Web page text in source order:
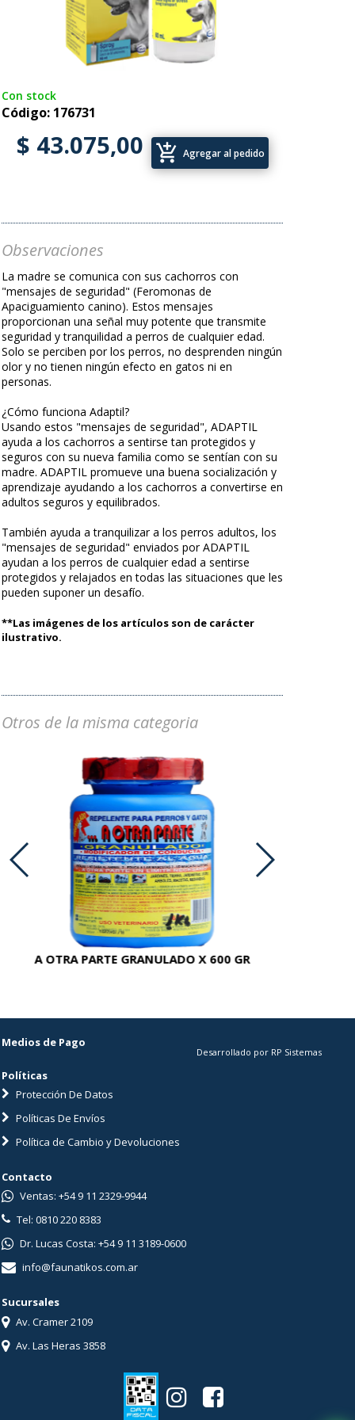
Con stock
Código: 176731
$ 43.075,00 add_shopping_cart Agregar al pedido
Observaciones
La madre se comunica con sus cachorros con
"mensajes de seguridad" (Feromonas de
Apaciguamiento canino). Estos mensajes
proporcionan una señal muy potente que transmite
seguridad y tranquilidad a perros de cualquier edad.
Solo se perciben por los perros, no desprenden ningún
olor y no tienen ningún efecto en gatos ni en
personas.
¿Cómo funciona Adaptil?
Usando estos "mensajes de seguridad", ADAPTIL
ayuda a los cachorros a sentirse tan protegidos y
seguros con su nueva familia como se sentían con su
madre. ADAPTIL promueve una buena socialización y
aprendizaje ayudando a los cachorros a convertirse en
adultos seguros y equilibrados.
También ayuda a tranquilizar a los perros adultos, los
"mensajes de seguridad" enviados por ADAPTIL
ayudan a los perros de cualquier edad a sentirse
protegidos y relajados en todas las situaciones que les
pueden suponer un desafío.
**Las imágenes de los artículos son de carácter
ilustrativo.
Otros de la misma categoria
A OTRA PARTE GRANULADO X 600 GR
Medios de Pago
Políticas
Protección De Datos
Políticas De Envíos
Política de Cambio y Devoluciones
Desarrollado por RP Sistemas
Contacto
Ventas: +54 9 11 2329-9944
Tel: 0810 220 8383
Dr. Lucas Costa: +54 9 11 3189-0600
info@faunatikos.com.ar
Sucursales
Av. Cramer 2109
Av. Las Heras 3858